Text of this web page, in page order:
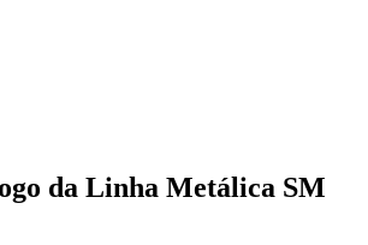
da Linha Metálica SM